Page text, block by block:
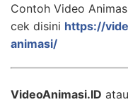
Contoh Video
cek disini https://
animasi/
VideoAnimasi.ID